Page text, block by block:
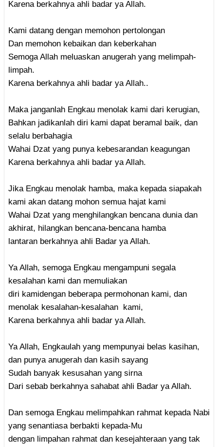
Karena berkahnya ahli badar ya Allah.
Kami datang dengan memohon pertolongan
Dan memohon kebaikan dan keberkahan
Semoga Allah meluaskan anugerah yang melimpah-
limpah.
Karena berkahnya ahli badar ya Allah..
Maka janganlah Engkau menolak kami dari kerugian,
Bahkan jadikanlah diri kami dapat beramal baik, dan
selalu berbahagia
Wahai Dzat yang punya kebesarandan keagungan
Karena berkahnya ahli badar ya Allah.
Jika Engkau menolak hamba, maka kepada siapakah
kami akan datang mohon semua hajat kami
Wahai Dzat yang menghilangkan bencana dunia dan
akhirat, hilangkan bencana-bencana hamba
lantaran berkahnya ahli Badar ya Allah.
Ya Allah, semoga Engkau mengampuni segala
kesalahan kami dan memuliakan
diri kamidengan beberapa permohonan kami, dan
menolak kesalahan-kesalahan kami,
Karena berkahnya ahli badar ya Allah.
Ya Allah, Engkaulah yang mempunyai belas kasihan,
dan punya anugerah dan kasih sayang
Sudah banyak kesusahan yang sirna
Dari sebab berkahnya sahabat ahli Badar ya Allah.
Dan semoga Engkau melimpahkan rahmat kepada Nabi
yang senantiasa berbakti kepada-Mu
dengan limpahan rahmat dan kesejahteraan yang tak